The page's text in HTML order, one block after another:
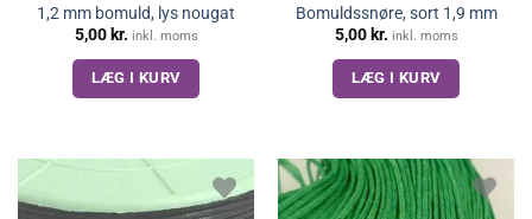
1,2 mm bomuld, lys nougat
5,00 kr. inkl. moms
LÆG I KURV
Bomuldssnøre, sort 1,9 mm
5,00 kr. inkl. moms
LÆG I KURV